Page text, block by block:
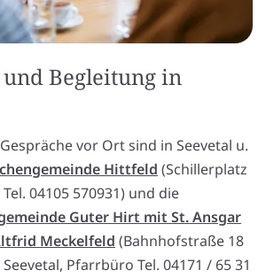
Begleitung in
vor Ort sind in Seevetal u.
Hittfeld (Schillerplatz
04105 570931) und die
Guter Hirt mit St. Ansgar
Meckelfeld (Bahnhofstraße 18
Pfarrbüro Tel. 04171 / 65 31